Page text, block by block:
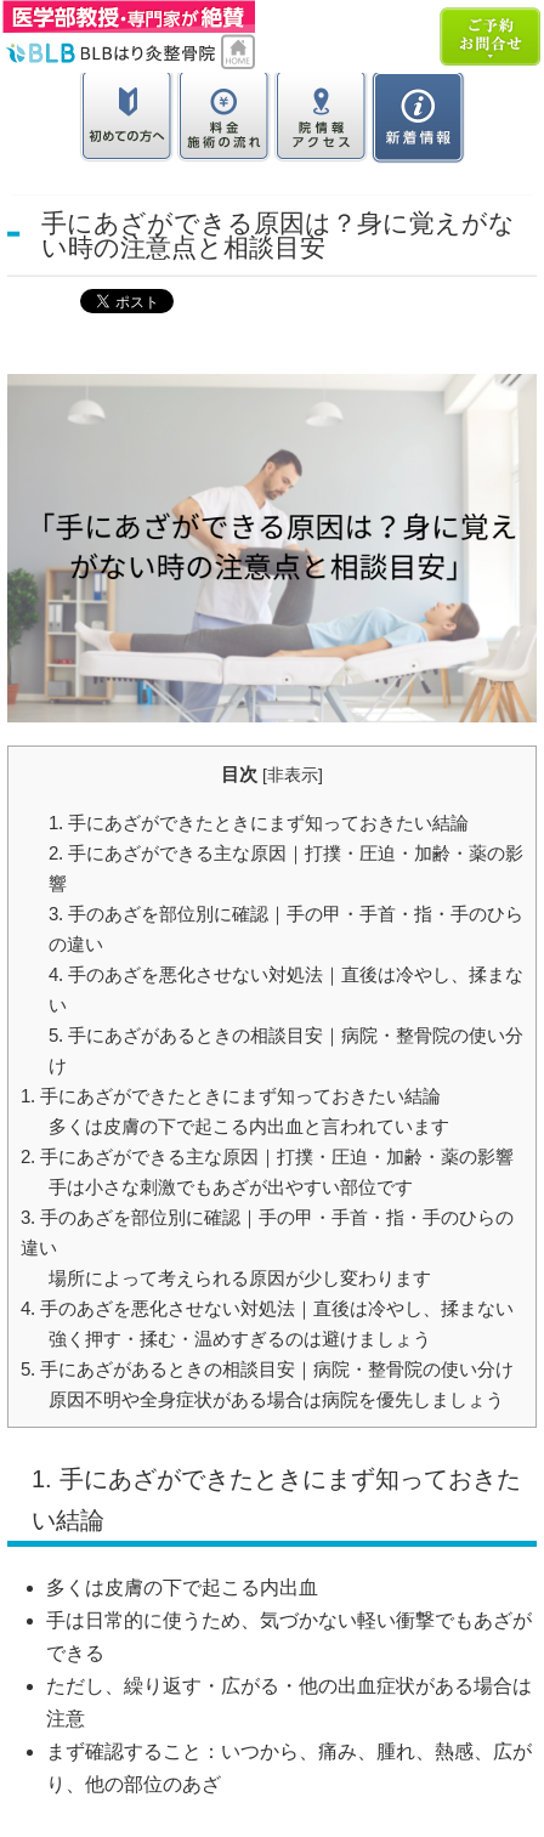
手にあざができる原因は？身に覚えがな
い時の注意点と相談目安
目次 [非表示]
1. 手にあざができたときにまず知っておきたい結論
2. 手にあざができる主な原因｜打撲・圧迫・加齢・薬の影
響
3. 手のあざを部位別に確認｜手の甲・手首・指・手のひら
の違い
4. 手のあざを悪化させない対処法｜直後は冷やし、揉まな
い
5. 手にあざがあるときの相談目安｜病院・整骨院の使い分
け
1. 手にあざができたときにまず知っておきたい結論
多くは皮膚の下で起こる内出血と言われています
2. 手にあざができる主な原因｜打撲・圧迫・加齢・薬の影響
手は小さな刺激でもあざが出やすい部位です
3. 手のあざを部位別に確認｜手の甲・手首・指・手のひらの
違い
場所によって考えられる原因が少し変わります
4. 手のあざを悪化させない対処法｜直後は冷やし、揉まない
強く押す・揉む・温めすぎるのは避けましょう
5. 手にあざがあるときの相談目安｜病院・整骨院の使い分け
原因不明や全身症状がある場合は病院を優先しましょう
1. 手にあざができたときにまず知っておきた
い結論
多くは皮膚の下で起こる内出血
手は日常的に使うため、気づかない軽い衝撃でもあざが
できる
ただし、繰り返す・広がる・他の出血症状がある場合は
注意
まず確認すること：いつから、痛み、腫れ、熱感、広が
り、他の部位のあざ